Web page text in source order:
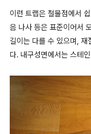
이런 트랩은 철물점에서
음 나사 등은 표준이어서
길이는 다를 수 있으며, 재
다. 내구성면에서는 스테